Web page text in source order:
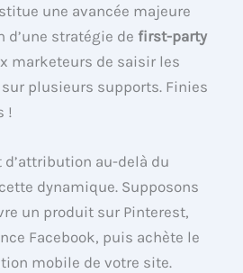
une avancée majeure
stratégie de first-party
marketeurs de saisir les
plusieurs supports. Finies
!
au-delà du
dynamique. Supposons
un produit sur Pinterest,
Facebook, puis achète le
mobile de votre site.